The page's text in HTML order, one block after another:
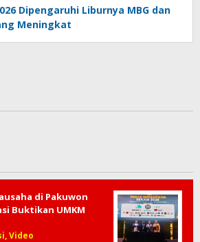
Dipengaruhi Liburnya MBG dan
Meningkat
di Pakuwon
Buktikan UMKM
Video